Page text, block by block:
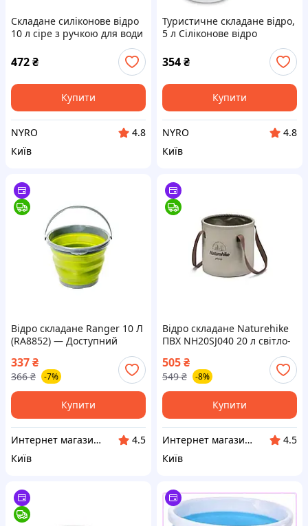
Складане силіконове відро
10 л сіре з ручкою для води
та господарських завдань •
Туристичне відро
Collapsible Bucket 10 л сіре
для
472₴
Купити
NYRO
4.8
Київ
Туристичне складане відро,
5 л Cіліконове відро
354₴
Купити
NYRO
4.8
Київ
Відро складане Ranger 10 Л
(RA8852) — Доступний
337₴
366 ₴ -7%
Купити
Интернет магазин "Домовичок"
4.5
Київ
Відро складане Naturehike
ПВХ NH20SJ040 20 л світло-
(6927595764633) —
Доступний
505₴
549 ₴ -8%
Купити
Интернет магазин "Домовичок"
4.5
Київ